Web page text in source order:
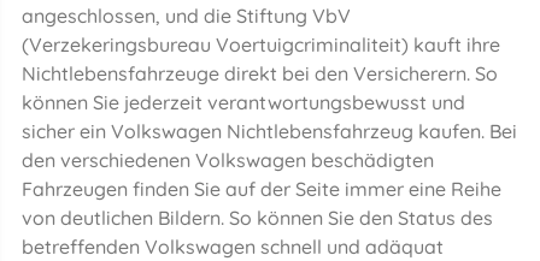
angeschlossen, und die Stiftung VbV
(Verzekeringsbureau Voertuigcriminaliteit) kauft ihre
Nichtlebensfahrzeuge direkt bei den Versicherern. So
können Sie jederzeit verantwortungsbewusst und
sicher ein Volkswagen Nichtlebensfahrzeug kaufen. Bei
den verschiedenen Volkswagen beschädigten
Fahrzeugen finden Sie auf der Seite immer eine Reihe
von deutlichen Bildern. So können Sie den Status des
betreffenden Volkswagen schnell und adäquat